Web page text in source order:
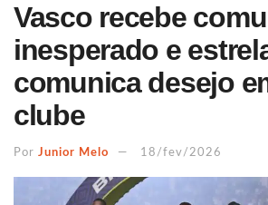
Vasco recebe
inesperado e
comunica desejo
clube
Por Junior Melo 18/fev/2026